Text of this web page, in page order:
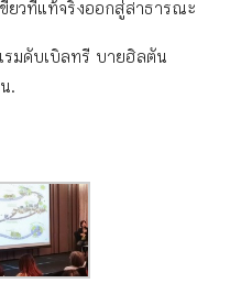
ยวที่แท้จริงออกสู่สาธารณะ
มดับเบิลทรี บายฮิลตัน
.